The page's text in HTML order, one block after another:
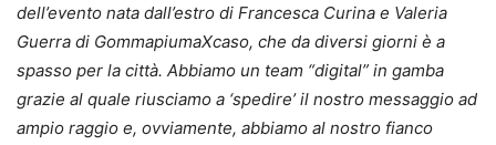
dell’evento nata dall’estro di Francesca Curina e Valeria
Guerra di GommapiumaXcaso, che da diversi giorni è a
spasso per la città. Abbiamo un team “digital” in gamba
grazie al quale riusciamo a ‘spedire’ il nostro messaggio ad
ampio raggio e, ovviamente, abbiamo al nostro fianco